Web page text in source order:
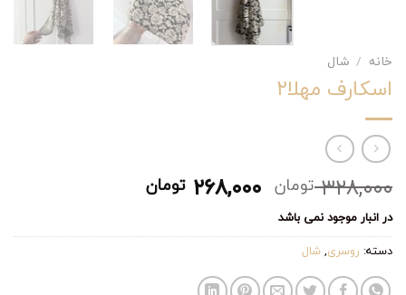
خانه / شال
اسکارف مهلا۲
۳۲۸,۰۰۰ تومان قیمت
اصلی:
۳۲۸,۰۰۰ تومان
۲۶۸,۰۰۰ تومانقیمت
۲۶۸,۰۰۰ تومان.
در انبار موجود نمی باشد
دسته: روسری,شال